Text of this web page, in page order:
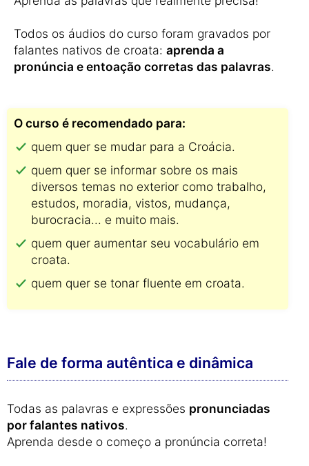
Todos os áudios do curso foram gravados por
falantes nativos de croata: aprenda a
pronúncia e entoação corretas das palavras.
O curso é recomendado para:
quem quer se mudar para a Croácia.
quem quer se informar sobre os mais
diversos temas no exterior como trabalho,
estudos, moradia, vistos, mudança,
burocracia... e muito mais.
quem quer aumentar seu vocabulário em
croata.
quem quer se tonar fluente em croata.
Fale de forma autêntica e dinâmica
Todas as palavras e expressões pronunciadas
por falantes nativos.
Aprenda desde o começo a pronúncia correta!